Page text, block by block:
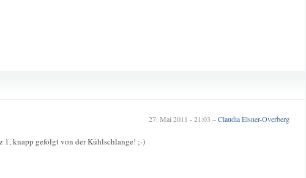
27. Mai 2011 - 21:03 –Claudia Elsner-Overberg
1, knapp gefolgt von der Kühlschlange! ;-)